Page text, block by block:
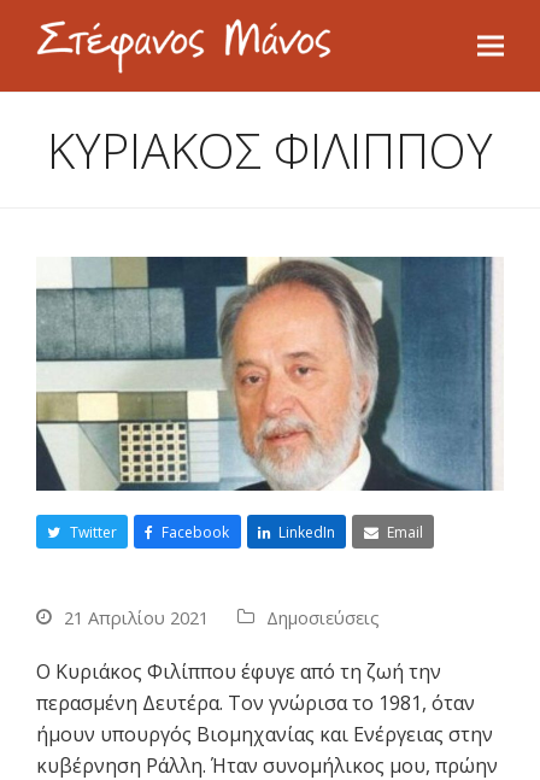
ΚΥΡΙΑΚΟΣ ΦΙΛΙΠΠΟΥ
Twitter Facebook LinkedIn Email
21 Απριλίου 2021 Δημοσιεύσεις
Ο Κυριάκος Φιλίππου έφυγε από τη ζωή την
περασμένη Δευτέρα. Τον γνώρισα το 1981, όταν
ήμουν υπουργός Βιομηχανίας και Ενέργειας στην
κυβέρνηση Ράλλη. Ήταν συνομήλικος μου, πρώην